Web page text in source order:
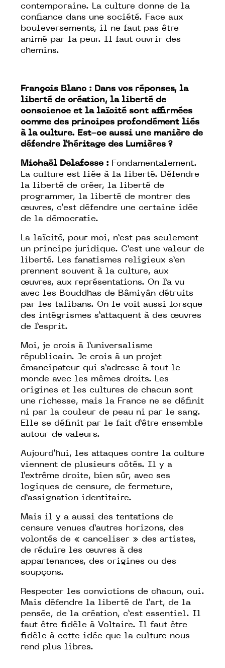
contemporaine. La culture donne de la
confiance dans une société. Face aux
bouleversements, il ne faut pas être
animé par la peur. Il faut ouvrir des
chemins.
François Blanc : Dans vos réponses, la
liberté de création, la liberté de
conscience et la laïcité sont affirmées
comme des principes profondément liés
à la culture. Est-ce aussi une manière de
défendre l’héritage des Lumières ?
Michaël Delafosse : Fondamentalement.
La culture est liée à la liberté. Défendre
la liberté de créer, la liberté de
programmer, la liberté de montrer des
œuvres, c’est défendre une certaine idée
de la démocratie.
La laïcité, pour moi, n’est pas seulement
un principe juridique. C’est une valeur de
liberté. Les fanatismes religieux s’en
prennent souvent à la culture, aux
œuvres, aux représentations. On l’a vu
avec les Bouddhas de Bâmiyân détruits
par les talibans. On le voit aussi lorsque
des intégrismes s’attaquent à des œuvres
de l’esprit.
Moi, je crois à l’universalisme
républicain. Je crois à un projet
émancipateur qui s’adresse à tout le
monde avec les mêmes droits. Les
origines et les cultures de chacun sont
une richesse, mais la France ne se définit
ni par la couleur de peau ni par le sang.
Elle se définit par le fait d’être ensemble
autour de valeurs.
Aujourd’hui, les attaques contre la culture
viennent de plusieurs côtés. Il y a
l’extrême droite, bien sûr, avec ses
logiques de censure, de fermeture,
d’assignation identitaire.
Mais il y a aussi des tentations de
censure venues d’autres horizons, des
volontés de « canceliser » des artistes,
de réduire les œuvres à des
appartenances, des origines ou des
soupçons.
Respecter les convictions de chacun, oui.
Mais défendre la liberté de l’art, de la
pensée, de la création, c’est essentiel. Il
faut être fidèle à Voltaire. Il faut être
fidèle à cette idée que la culture nous
rend plus libres.